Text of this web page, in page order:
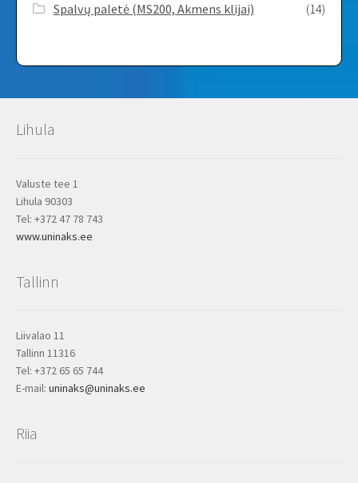
Spalvų paletė (MS200, Akmens klijai)
(14)
Lihula
Valuste tee 1
Lihula 90303
Tel: +372 47 78 743
www.uninaks.ee
Tallinn
Liivalao 11
Tallinn 11316
Tel: +372 65 65 744
E-mail: uninaks@uninaks.ee
Riia